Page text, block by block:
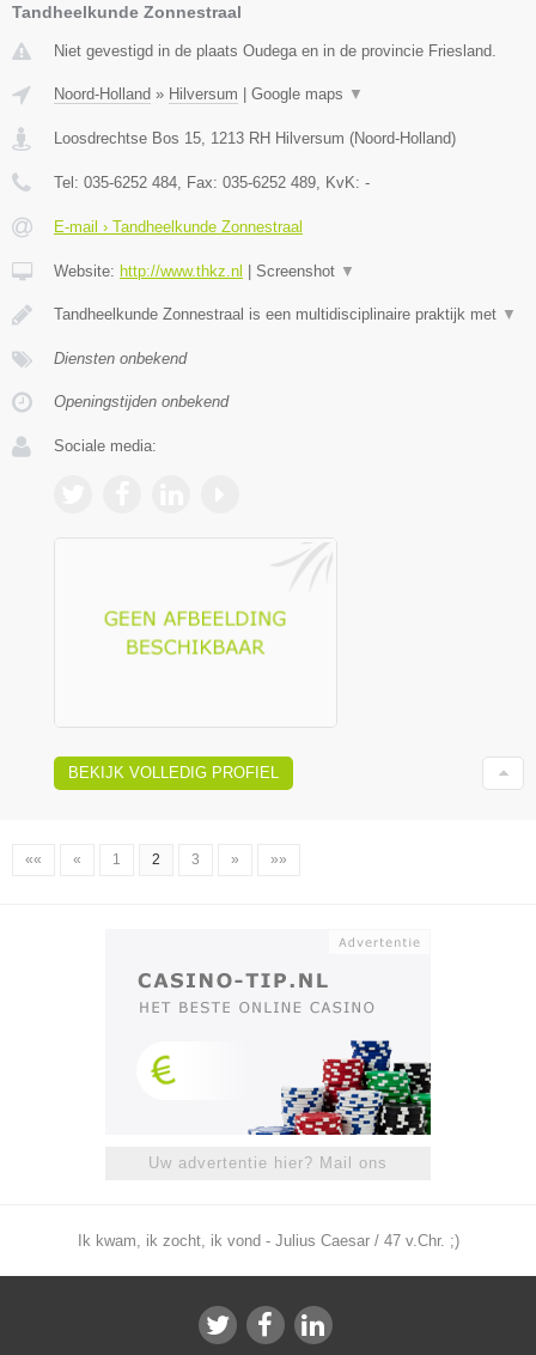
Tandheelkunde Zonnestraal
Niet gevestigd in de plaats Oudega en in de provincie Friesland.
Noord-Holland » Hilversum Google maps ▼
Loosdrechtse Bos 15 1213 RH Hilversum (Noord-Holland)
Tel: 035-6252 484 , Fax: 035-6252 489 , KvK: -
E-mail › Tandheelkunde Zonnestraal
Website: http://www.thkz.nl Screenshot ▼
Tandheelkunde Zonnestraal is een multidisciplinaire praktijk met ▼
Diensten onbekend
Openingstijden onbekend
Sociale media:
BEKIJK VOLLEDIG PROFIEL
«« « 1 2 3 » »»
Uw advertentie hier? Mail ons
Ik kwam, ik zocht, ik vond - Julius Caesar / 47 v.Chr. ;)